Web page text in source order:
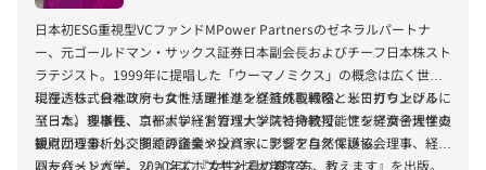
員を務める。 早稲田大学より理学学士号、工学修士号を取得、同大大
学院理工学研究科博士前期課程修了。
日本初ESG重視型VCファンドMPower Partnersのゼネラルパートナ
ー、元ゴールドマン・サックス証券日本副会⻑およびチーフ日本株スト
ラテジスト。1999年に提唱した「ウーマノミクス」の概念は広く世界
に浸透し、日本政府も女性活躍推進を経済成⻑戦略として打ち上げるに
至った。多様性、コーポレートガバナンスと持続可能性を経済合理性の
観点から分析し、多くの企業や投資家に影響を与えている。
現在、株式会社ファーストリテイリング社外取締役、米日カウンシル
（日本）理事長、京都大学経営管理大学院特命教授、アジア女子大学支
援財団理事、外交問題評議会メンバー、アジア自然保護協会理事、経済
同友会メンバー。2020年に『女性社員の育て方、教えます』を出版。
ハーバード大学、ジョンズホプキンズ大学院卒。